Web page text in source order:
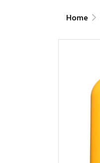
Home